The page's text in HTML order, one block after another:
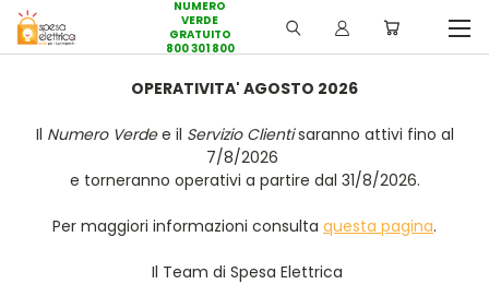
NUMERO
VERDE
GRATUITO
800 301 800
OPERATIVITA' AGOSTO 2026
Il Numero Verdee il Servizio Clientisaranno attivi fino al
7/8/2026
e torneranno operativi a partire dal 31/8/2026.
Per maggiori informazioni consulta questa pagina.
Il Team di Spesa Elettrica